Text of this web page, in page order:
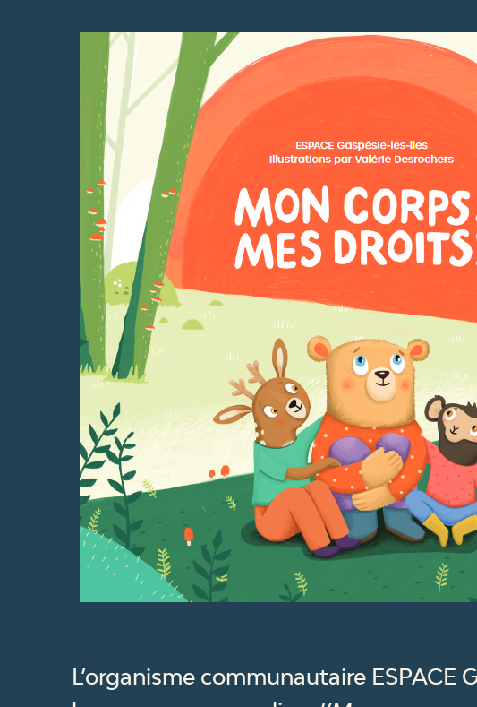
L’organisme communautaire ESPACE